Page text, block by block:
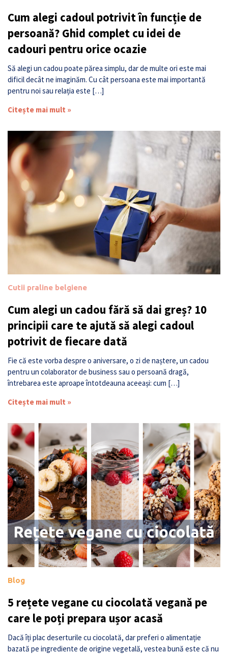
Cum alegi cadoul potrivit în funcție de
persoană? Ghid complet cu idei de
cadouri pentru orice ocazie
Să alegi un cadou poate părea simplu, dar de multe ori este mai
dificil decât ne imaginăm. Cu cât persoana este mai importantă
pentru noi sau relația este […]
Citește mai mult »
Cutii praline belgiene
Cum alegi un cadou fără să dai greș? 10
principii care te ajută să alegi cadoul
potrivit de fiecare dată
Fie că este vorba despre o aniversare, o zi de naștere, un cadou
pentru un colaborator de business sau o persoană dragă,
întrebarea este aproape întotdeauna aceeași: cum […]
Citește mai mult »
Blog
5 rețete vegane cu ciocolată vegană pe
care le poți prepara ușor acasă
Dacă îți plac deserturile cu ciocolată, dar preferi o alimentație
bazată pe ingrediente de origine vegetală, vestea bună este că nu